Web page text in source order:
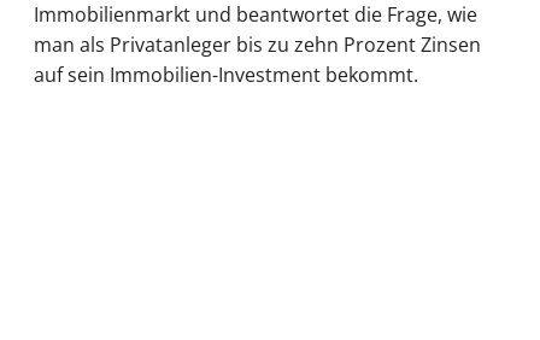
Immobilienmarkt und beantwortet die Frage, wie
man als Privatanleger bis zu zehn Prozent Zinsen
auf sein Immobilien-Investment bekommt.